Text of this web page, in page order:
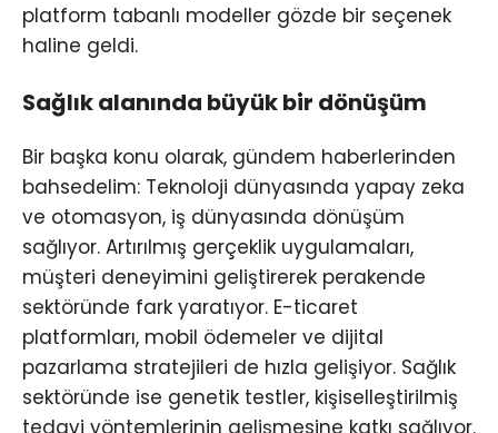
platform tabanlı modeller gözde bir seçenek
haline geldi.
Sağlık alanında büyük bir dönüşüm
Bir başka konu olarak, gündem haberlerinden
bahsedelim: Teknoloji dünyasında yapay zeka
ve otomasyon, iş dünyasında dönüşüm
sağlıyor. Artırılmış gerçeklik uygulamaları,
müşteri deneyimini geliştirerek perakende
sektöründe fark yaratıyor. E-ticaret
platformları, mobil ödemeler ve dijital
pazarlama stratejileri de hızla gelişiyor. Sağlık
sektöründe ise genetik testler, kişiselleştirilmiş
tedavi yöntemlerinin gelişmesine katkı sağlıyor.